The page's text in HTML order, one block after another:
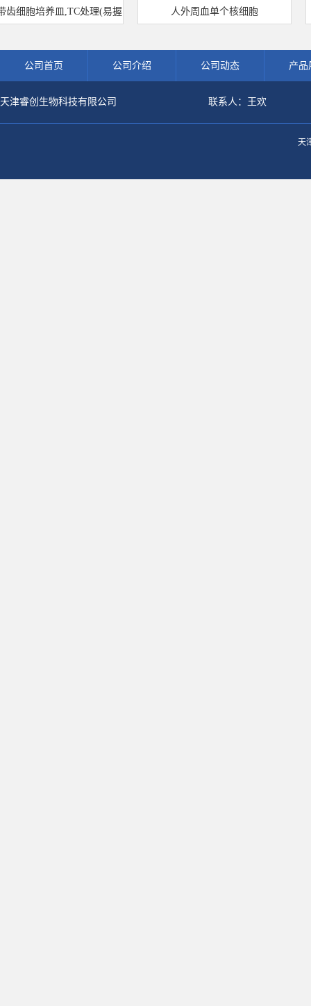
细胞培养皿,TC处理(易握 人外周血单个核细胞
公司首页 公司介绍 公司动态 产品
天津睿创生物科技有限公司 联系人：王欢
天